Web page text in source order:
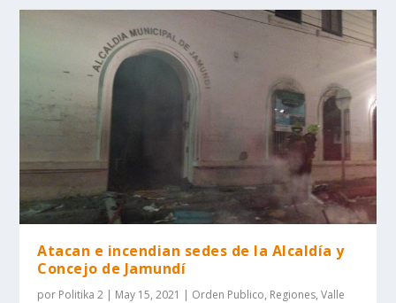
Atacan e incendian sedes de la Alcaldía y
Concejo de Jamundí
por Politika 2 | May 15, 2021 | Orden Publico, Regiones,Valle